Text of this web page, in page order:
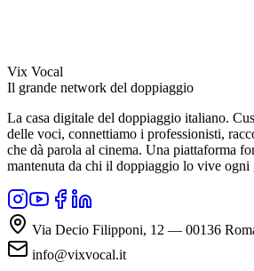
Vix Vocal
Il grande network del doppiaggio
La casa digitale del doppiaggio italiano.
delle voci, connettiamo i professionisti,
che dà parola al cinema. Una piattaforma
mantenuta da chi il doppiaggio lo vive ogni
Via Decio Filipponi, 12 — 00136
info@vixvocal.it